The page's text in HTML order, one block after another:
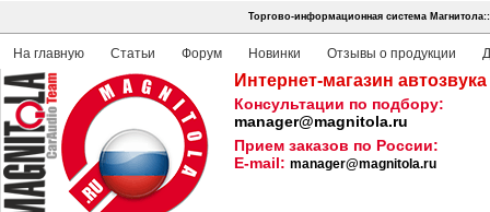
Торгово-информационная система
На главную Статьи Форум Новинки Отзывы о продукции
Интернет-магазин
Консультации по подбору:
manager@magnitola.ru
Прием заказов по России:
E-mail: manager@magnitola.ru